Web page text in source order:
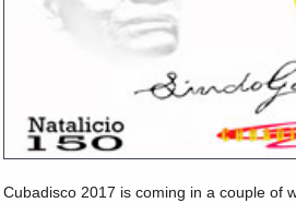
Cubadisco 2017 is coming in a couple